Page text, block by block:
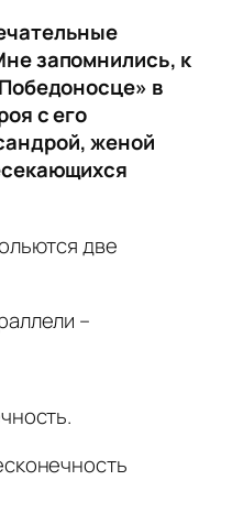
запомнились, к
в
с его
женой
две
–